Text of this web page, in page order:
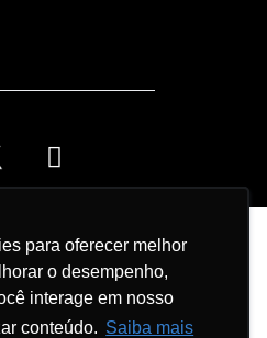
para oferecer melhor
o desempenho,
interage em nosso
conteúdo. Saiba mais
para oferecer melhor
o desempenho,
interage em nosso
conteúdo. Saiba mais